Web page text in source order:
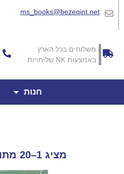
ms_books@bezeqint.net
משלוחים בכל הארץ
באמצעות NK שליחויות
חנות
מציג 1–20 מתוך 2721 תוצאות